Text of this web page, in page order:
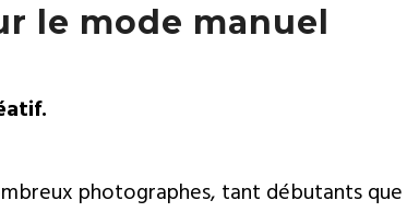
le mode manuel
photographes, tant débutants que